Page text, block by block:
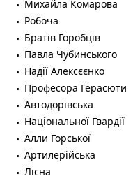
Михайла Комарова
Робоча
Братів Горобців
Павла Чубинського
Надії Алексєєнко
Професора Герасюти
Автодорівська
Національної Гвардії
Алли Горської
Артилерійська
Лісна